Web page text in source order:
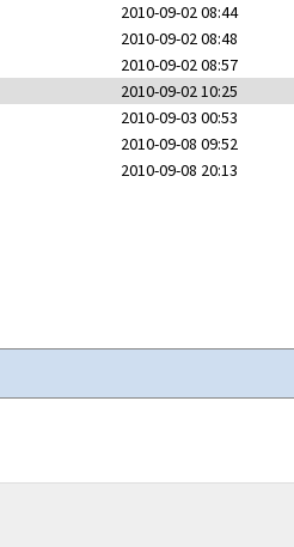
2010-09-02 08:44
2010-09-02 08:48
2010-09-02 08:57
2010-09-02 10:25
2010-09-03 00:53
2010-09-08 09:52
2010-09-08 20:13